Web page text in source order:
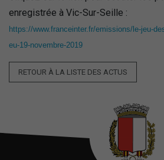
enregistrée à Vic-Sur-Seille :
https://www.franceinter.fr/emissions/le-jeu-
eu-19-novembre-2019
RETOUR À LA LISTE DES ACTUS